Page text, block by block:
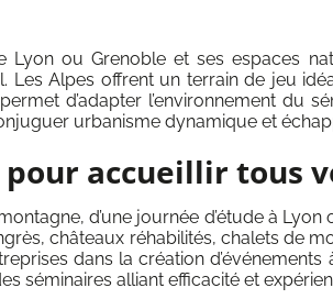
ou Grenoble et ses espaces
Les Alpes offrent un terrain de jeu
d’adapter l’environnement du
urbanisme dynamique et
accueillir tous
montagne, d’une journée d’étude à
châteaux réhabilités, chalets de
dans la création
séminaires alliant efficacité et